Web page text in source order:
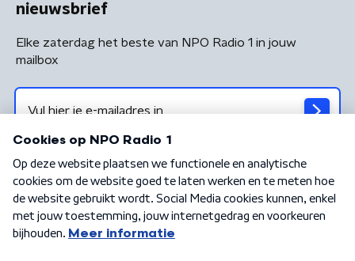
nieuwsbrief
Elke zaterdag het beste van NPO Radio 1 in jouw
mailbox
Algemene voorwaarden